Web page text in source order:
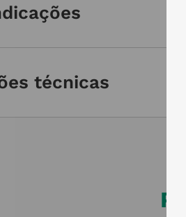
técnicas